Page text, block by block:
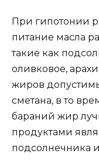
При гипотонии
питание масла
такие как
оливковое,
жиров
сметана, в то
бараний жир
продуктами
подсолнечника